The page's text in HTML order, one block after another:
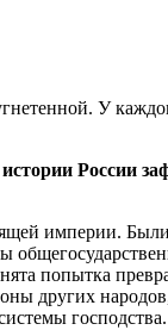
У
России
империи.
попытка
других
господства.